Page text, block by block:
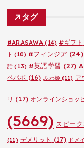
ゴ
タグ
#ARASAWA (14) #ギフト
ト (10) #フィンジア (24)
話 (13) #英語学習 (27)
ペパボ (16) ふわ姫(11) ア
リ (17) オンラインショッ
(5669) スピー
(11) デメリット (17) ドメ